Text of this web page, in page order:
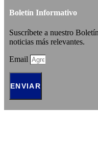
Boletín Informativo
Suscríbete a nuestro
noticias más relevantes.
Email
ENVIAR